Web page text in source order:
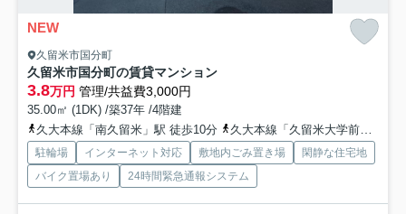
NEW
久留米市国分町
久留米市国分町の賃貸マンション
3.8万円 管理/共益費3,000円
35.00㎡ (1DK) /築37年 /4階建
久大本線「南久留米」駅 徒歩10分
久大本線「久留米大学前」駅 徒歩27分
駐輪場 インターネット対応 敷地内ごみ置き場
閑静な住宅地
バイク置場あり
24時間緊急通報システム